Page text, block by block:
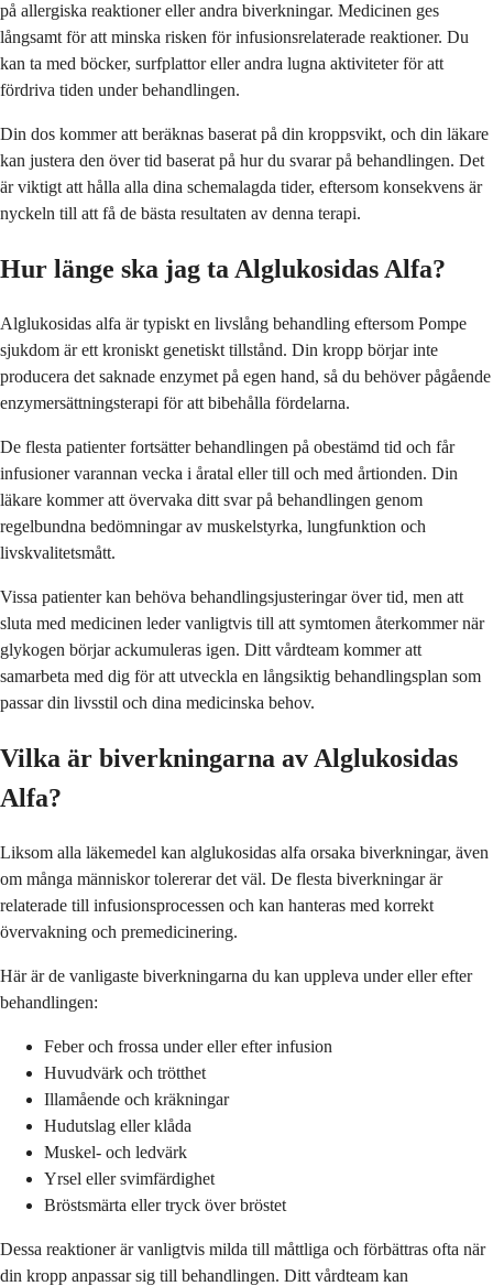
på allergiska reaktioner eller andra biverkningar. Medicinen ges
långsamt för att minska risken för infusionsrelaterade reaktioner. Du
kan ta med böcker, surfplattor eller andra lugna aktiviteter för att
fördriva tiden under behandlingen.
Din dos kommer att beräknas baserat på din kroppsvikt, och din läkare
kan justera den över tid baserat på hur du svarar på behandlingen. Det
är viktigt att hålla alla dina schemalagda tider, eftersom konsekvens är
nyckeln till att få de bästa resultaten av denna terapi.
Hur länge ska jag ta Alglukosidas Alfa?
Alglukosidas alfa är typiskt en livslång behandling eftersom Pompe
sjukdom är ett kroniskt genetiskt tillstånd. Din kropp börjar inte
producera det saknade enzymet på egen hand, så du behöver pågående
enzymersättningsterapi för att bibehålla fördelarna.
De flesta patienter fortsätter behandlingen på obestämd tid och får
infusioner varannan vecka i åratal eller till och med årtionden. Din
läkare kommer att övervaka ditt svar på behandlingen genom
regelbundna bedömningar av muskelstyrka, lungfunktion och
livskvalitetsmått.
Vissa patienter kan behöva behandlingsjusteringar över tid, men att
sluta med medicinen leder vanligtvis till att symtomen återkommer när
glykogen börjar ackumuleras igen. Ditt vårdteam kommer att
samarbeta med dig för att utveckla en långsiktig behandlingsplan som
passar din livsstil och dina medicinska behov.
Vilka är biverkningarna av Alglukosidas
Alfa?
Liksom alla läkemedel kan alglukosidas alfa orsaka biverkningar, även
om många människor tolererar det väl. De flesta biverkningar är
relaterade till infusionsprocessen och kan hanteras med korrekt
övervakning och premedicinering.
Här är de vanligaste biverkningarna du kan uppleva under eller efter
behandlingen:
Feber och frossa under eller efter infusion
Huvudvärk och trötthet
Illamående och kräkningar
Hudutslag eller klåda
Muskel- och ledvärk
Yrsel eller svimfärdighet
Bröstsmärta eller tryck över bröstet
Dessa reaktioner är vanligtvis milda till måttliga och förbättras ofta när
din kropp anpassar sig till behandlingen. Ditt vårdteam kan